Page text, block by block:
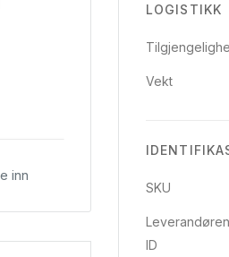
inn
LOGISTIKK
Vekt
SKU
ID